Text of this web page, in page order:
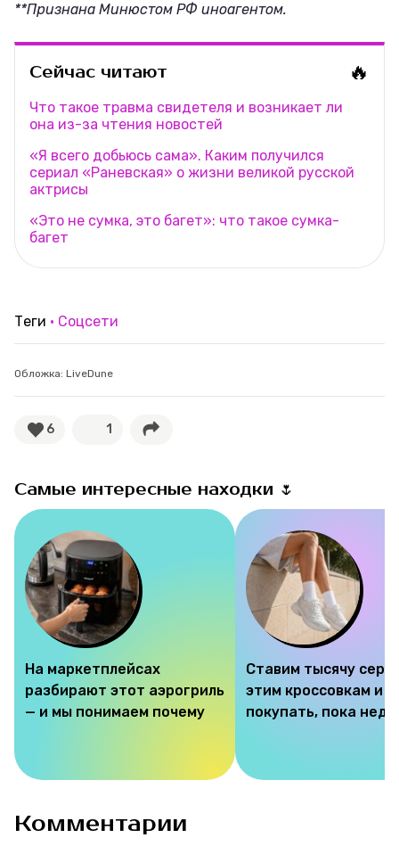
**Признана Минюстом РФ иноагентом.
Сейчас читают 🔥
Что такое травма свидетеля и возникает ли
она из-за чтения новостей
«Я всего добьюсь сама». Каким получился
сериал «Раневская» о жизни великой русской
актрисы
«Это не сумка, это багет»: что такое сумка-
багет
Теги Соцсети
Обложка: LiveDune
6 1
Самые интересные находки 🌷
На маркетплейсах
разбирают этот аэрогриль
— и мы понимаем почему
Ставим тысячу
этим кроссовкам и
покупать, пока
Комментарии